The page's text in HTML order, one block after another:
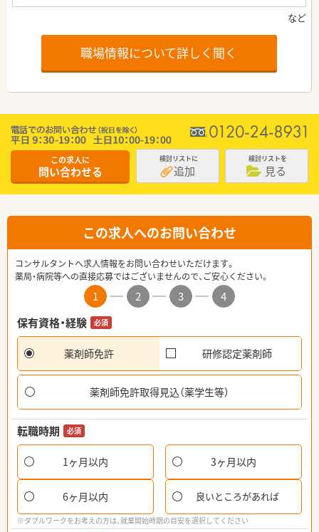
職場情報について詳しく聞く
この求人に
問い合わせる
検討リストに
追加
検討リストを
見る
この求人へのお問い合わせ
コンサルタントへ求人情報をお問い合わせいただけます。
薬局・病院等への直接応募ではございませんので、ご安心ください。
1 2 3
4
保有資格・経験
必須
薬剤師免許 研修認定薬剤師
薬剤師免許取得見込（薬学生等）
転職時期 必須
1ヶ月以内 3ヶ月以内
6ヶ月以内 良いところがあれば
※ダブルワークをお考えの方は、就業開始時期の目安を選択してください